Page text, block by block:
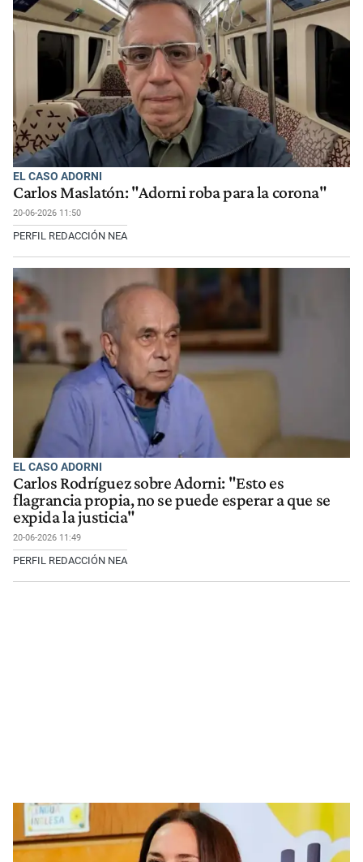
EL CASO ADORNI
Carlos Maslatón: "Adorni roba para la corona"
20-06-2026 11:50
PERFIL REDACCIÓN NEA
EL CASO ADORNI
Carlos Rodríguez sobre Adorni: "Esto es
flagrancia propia, no se puede esperar a que se
expida la justicia"
20-06-2026 11:49
PERFIL REDACCIÓN NEA